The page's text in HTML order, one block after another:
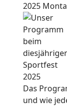
2025
Das
und wie